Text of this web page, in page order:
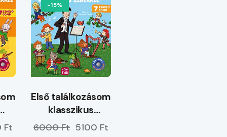
Ft
-15%
Első találkozásom
klasszikus
zenékkel
6000 Ft 5100 Ft